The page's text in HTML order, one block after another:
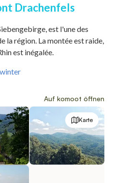
Drachenfels
est l'une des
la région. La montée est raide,
est inégalée.